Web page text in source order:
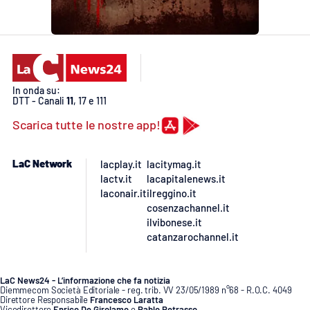
SPECIALI
Buona Sanità Calabria
LA
CALABRIAVISIONE
Destinazioni
Eventi
LAC
NETWORK
In onda su:
DTT - Canali 11, 17 e 111
Scarica tutte le nostre app!
LaC Network
lacplay.it
lactv.it
laconair.it
lacitymag.it
lacapitalenews.it
ilreggino.it
cosenzachannel.it
ilvibonese.it
catanzarochannel.it
LaC News24 - L’informazione che fa notizia
Diemmecom Società Editoriale - reg. trib. VV 23/05/1989 n°68 - R.O.C. 4049
Direttore Responsabile Francesco Laratta